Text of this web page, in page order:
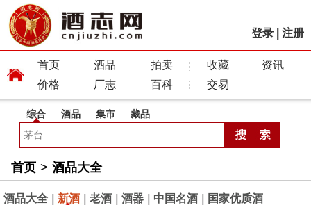
登录 注册
首页 酒品 拍卖 收藏
资讯
价格
厂志 百科 交易
综合 酒品 集市 藏品
首页 > 酒品大全
酒品大全 新酒 老酒 酒器 中国名酒 国家优质酒